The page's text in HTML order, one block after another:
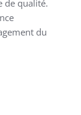
de qualité.
du